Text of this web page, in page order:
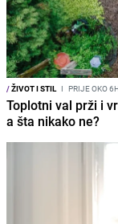
/ŽIVOT I STIL I PRIJE OKO
Toplotni val prži i
a šta nikako ne?